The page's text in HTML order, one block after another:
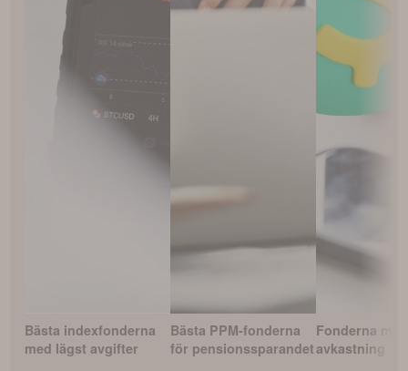
Bästa indexfonderna
med lägst avgifter
Bästa PPM-fonderna
för pensionssparandet
Fonderna
avkastning